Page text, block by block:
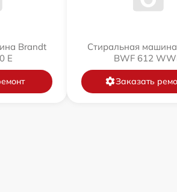
Brandt
E
Стиральная
BWF 612
Заказать